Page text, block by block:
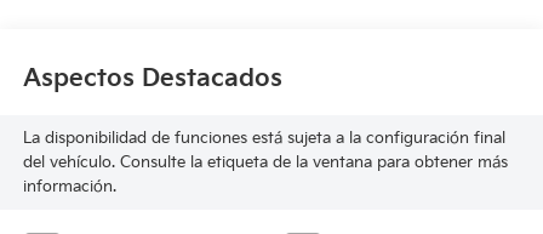
Aspectos Destacados
La disponibilidad de funciones está sujeta a la configuración final
del vehículo. Consulte la etiqueta de la ventana para obtener más
información.